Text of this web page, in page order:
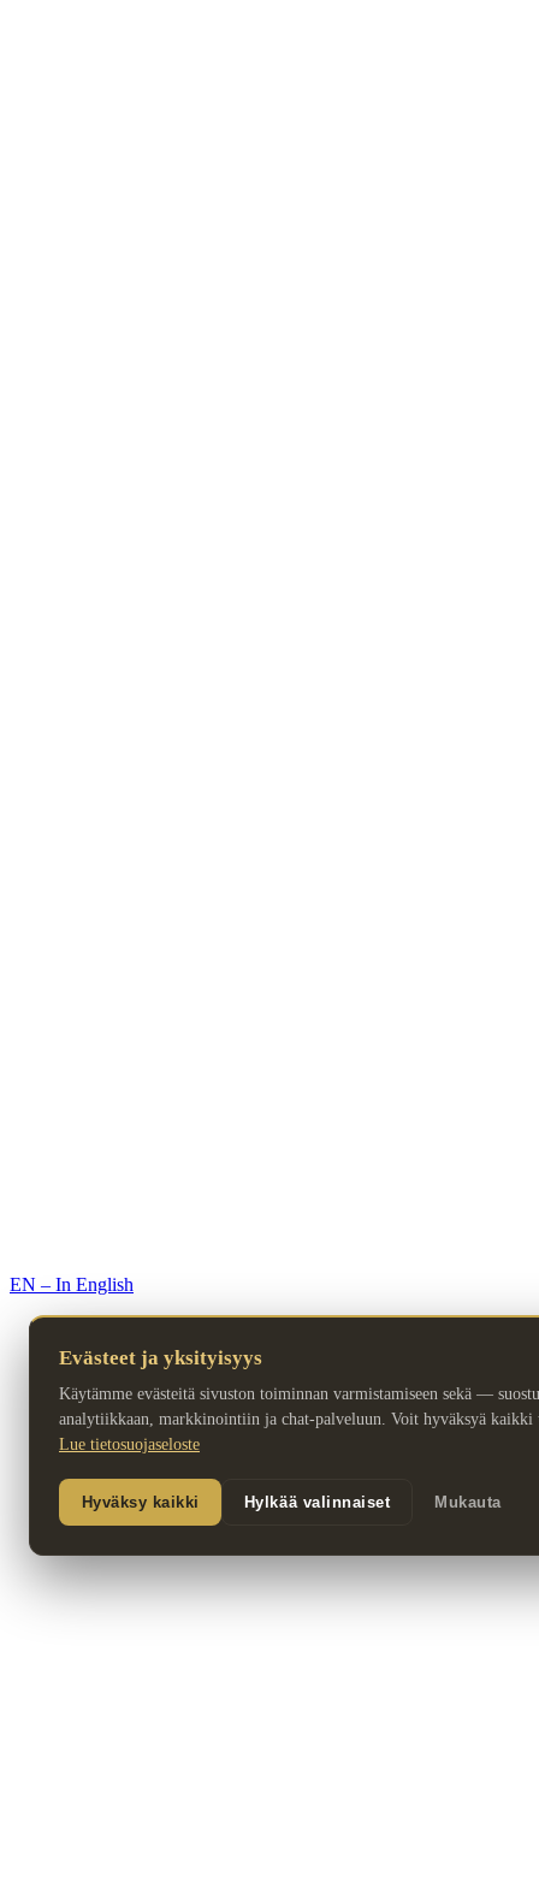
EN – In English
Evästeet ja yksityisyys
Käytämme evästeitä sivuston toiminnan varmistamiseen sekä —
analytiikkaan, markkinointiin ja chat-palveluun. Voit hyväksyä kaikki
Lue tietosuojaseloste
Hyväksy kaikki Hylkää valinnaiset Mukauta